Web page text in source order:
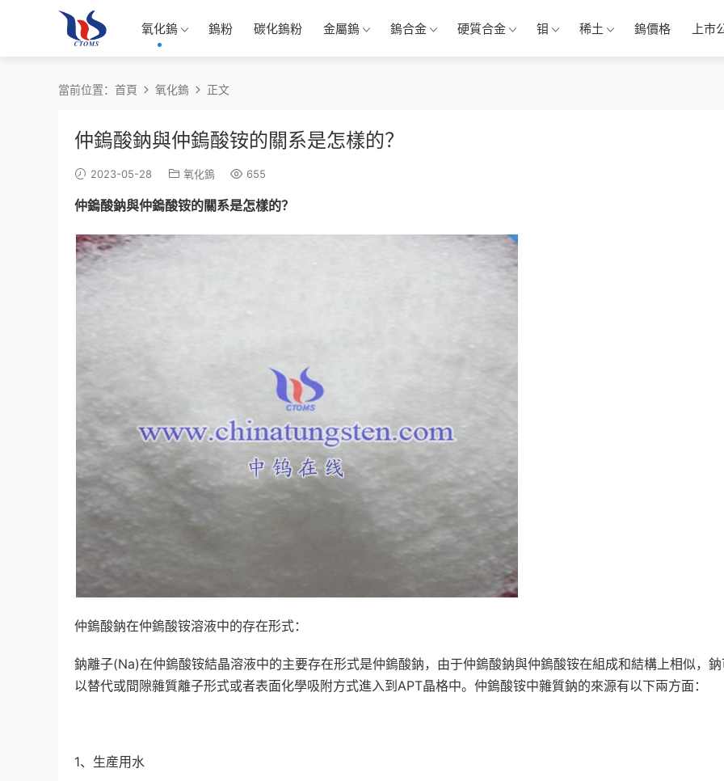
氧化鎢 鎢粉 碳化鎢粉 金屬鎢 鎢合金 硬質合金 钼 稀土 鎢價格 上市
當前位置： 首頁 氧化鎢 正文
仲鎢酸鈉與仲鎢酸铵的關系是怎樣的？
2023-05-28 氧化鎢 655
仲鎢酸鈉與仲鎢酸铵的關系是怎樣的？
仲鎢酸鈉在仲鎢酸铵溶液中的存在形式：
鈉離子(Na)在仲鎢酸铵結晶溶液中的主要存在形式是仲鎢酸鈉，由于仲鎢酸鈉與仲鎢酸铵在組成和結構上相似，
以替代或間隙雜質離子形式或者表面化學吸附方式進入到APT晶格中。仲鎢酸铵中雜質鈉的來源有以下兩方面：
1、生産用水